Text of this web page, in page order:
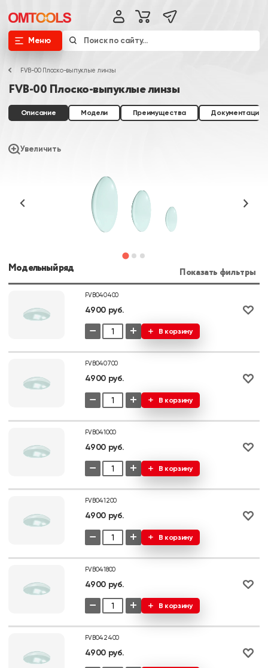
Меню
FVB-00 Плоско-выпуклые линзы
FVB-00 Плоско-выпуклые линзы
Описание Модели Преимущества Документация
Увеличить
Модельный ряд Показать фильтры
FVB040400
4900 руб.
− + В корзину
FVB040700
4900 руб.
− + В корзину
FVB041000
4900 руб.
− + В корзину
FVB041200
4900 руб.
− + В корзину
FVB041800
4900 руб.
− + В корзину
FVB042400
4900 руб.